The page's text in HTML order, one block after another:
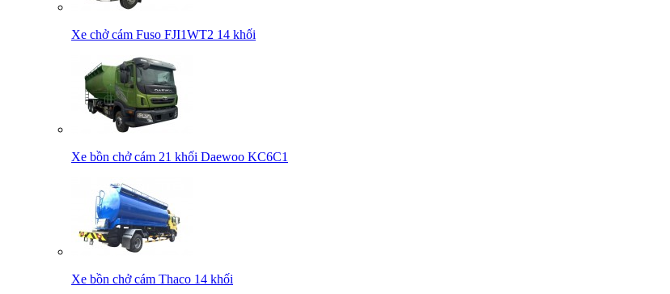
Xe chở cám Fuso FJI1WT2 14 khối
Xe bồn chở cám 21 khối Daewoo KC6C1
Xe bồn chở cám Thaco 14 khối